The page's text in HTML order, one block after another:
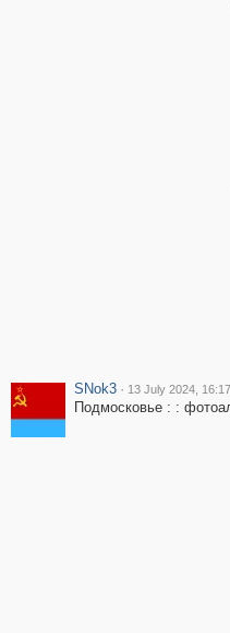
SNok3 · 13 July 2024, 16:17
Подмосковье : :